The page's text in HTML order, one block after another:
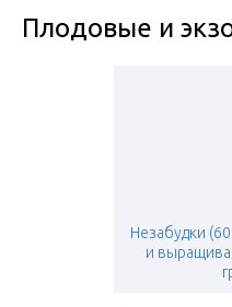
Плодовые и
Незабудки
и